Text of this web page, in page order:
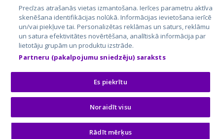
City24.lv
City24.ee
GetaPro.lv
GetaPro.ee
Skelbiu.lt
Autoplius.lt
Aruodas.lt
CVbankas.lt
Kainos.lt
Paslaugos.lt
auto24.ee
Osta.ee
KuldneBörs.ee
© 2026 GetaPro. Все права защищены.
Precīzas atrašanās vietas izmantošana. Ierīces parametru aktīva
skenēšana identifikācijas nolūkā. Informācijas ievietošana ierīcē
un/vai piekļuve tai. Personalizētas reklāmas un saturs, reklāmu
un satura efektivitātes novērtēšana, analītiskā informācija par
lietotāju grupām un produktu izstrāde.
Partneru (pakalpojumu sniedzēju) saraksts
Es piekrītu
Noraidīt visu
Rādīt mērķus